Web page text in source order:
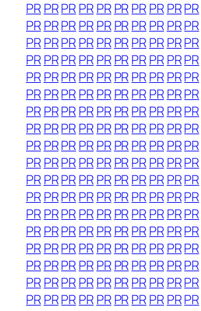
PRPRPRPRPR PRPRPRPRPR
PRPRPRPRPR PRPRPRPRPR
PRPRPRPRPR PRPRPRPRPR
PRPRPRPRPR PRPRPRPRPR
PRPRPRPRPR PRPRPRPRPR
PRPRPRPRPR PRPRPRPRPR
PRPRPRPRPR PRPRPRPRPR
PRPRPRPRPR PRPRPRPRPR
PRPRPRPRPR PRPRPRPRPR
PRPRPRPRPR PRPRPRPRPR
PRPRPRPRPR PRPRPRPRPR
PRPRPRPRPR PRPRPRPRPR
PRPRPRPRPR PRPRPRPRPR
PRPRPRPRPR PRPRPRPRPR
PRPRPRPRPR PRPRPRPRPR
PRPRPRPRPR PRPRPRPRPR
PRPRPRPRPR PRPRPRPRPR
PRPRPRPRPR PRPRPRPRPR